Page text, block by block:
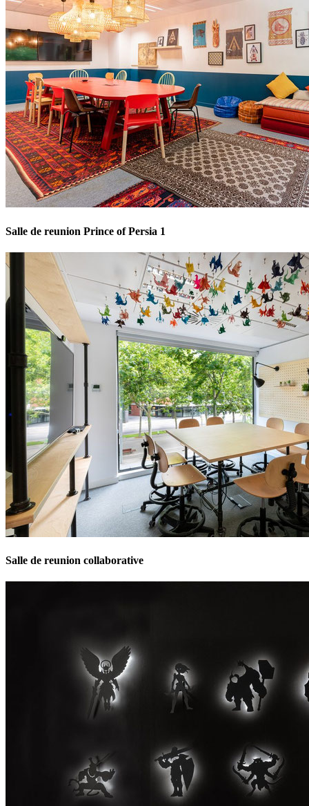
Salle de reunion Prince of Persia 1
Salle de reunion collaborative